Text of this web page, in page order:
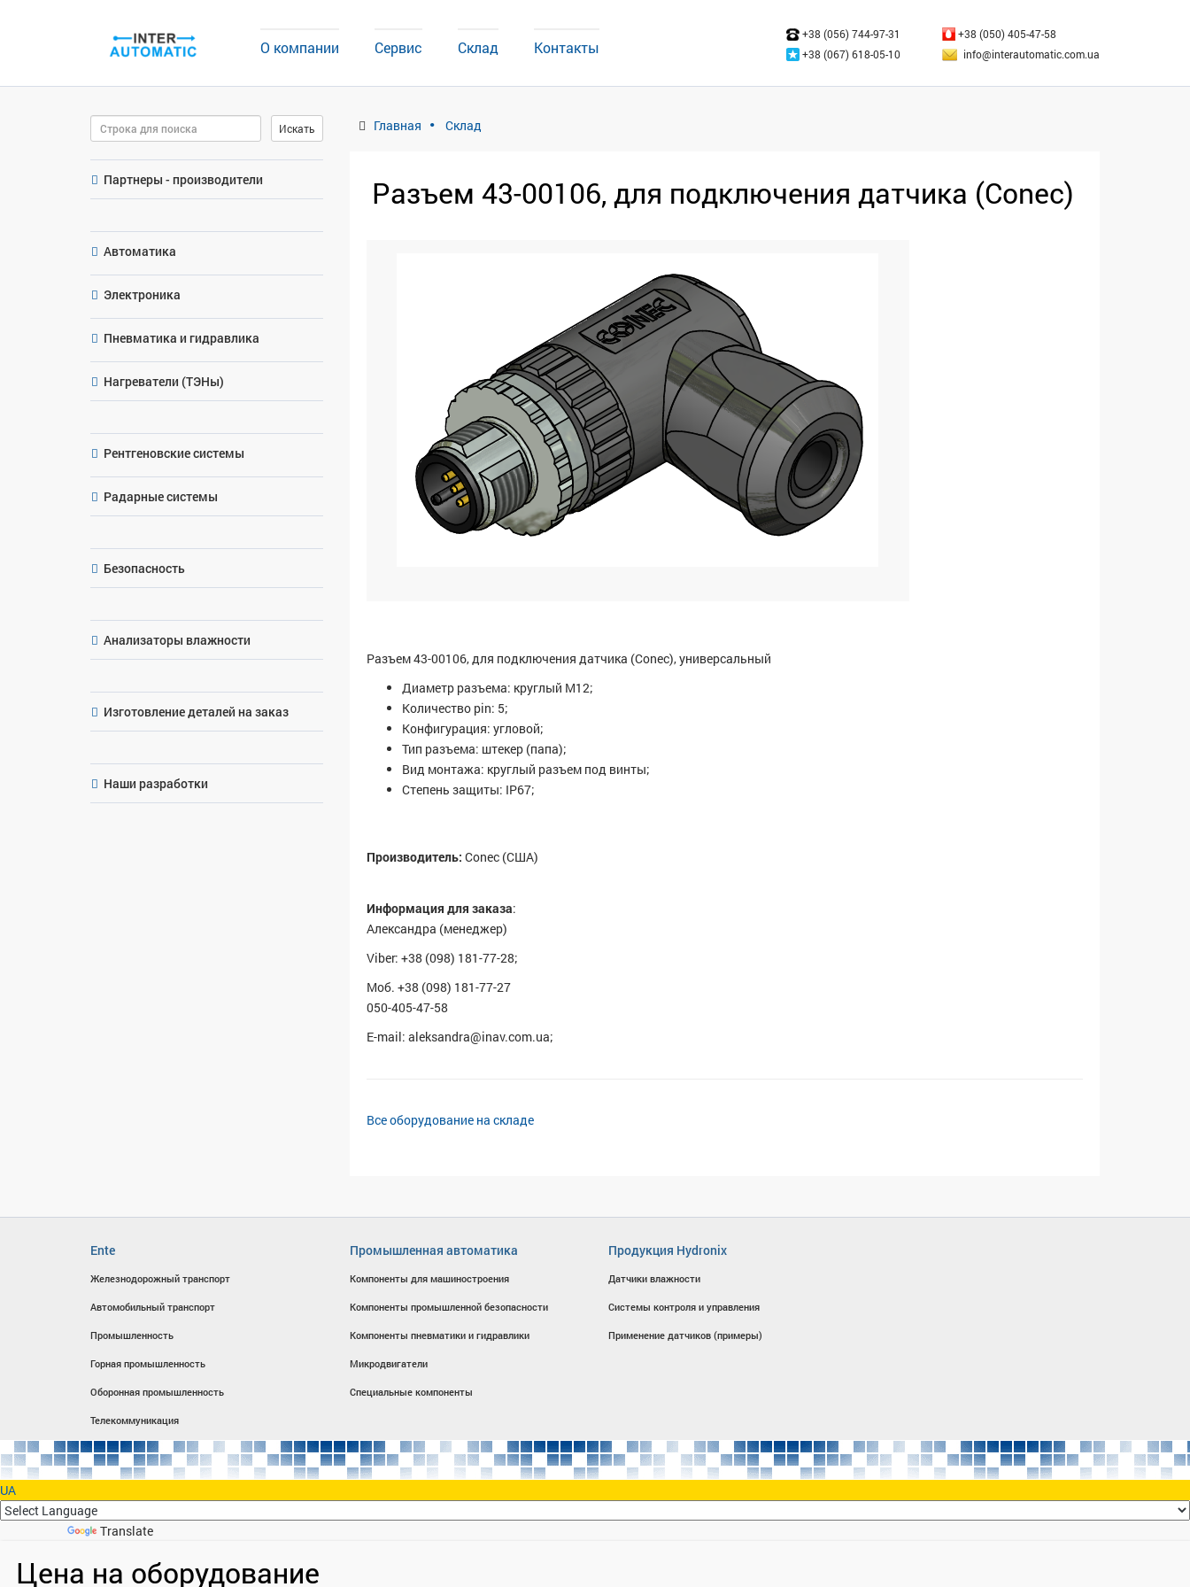
О компании Сервис Склад Контакты
+38 (056) 744-97-31
+38 (050) 405-47-58
+38 (067) 618-05-10
info@interautomatic.com.ua
Поиск
Искать
Партнеры - производители
Автоматика
Электроника
Пневматика и гидравлика
Нагреватели (ТЭНы)
Рентгеновские системы
Радарные системы
Безопасность
Анализаторы влажности
Изготовление деталей на заказ
Наши разработки
Главная Склад
Разъем 43-00106, для подключения датчика (Conec)
Разъем 43-00106, для подключения датчика (Conec), универсальный
Диаметр разъема: круглый M12;
Количество pin: 5;
Конфигурация: угловой;
Тип разъема: штекер (папа);
Вид монтажа: круглый разъем под винты;
Степень защиты: IP67;
Производитель: Conec (США)
Информация для заказа:
Александра (менеджер)
Viber: +38 (098) 181-77-28;
Моб. +38 (098) 181-77-27
050-405-47-58
E-mail: aleksandra@inav.com.ua;
Все оборудование на складе
Ente
Железнодорожный транспорт
Автомобильный транспорт
Промышленность
Горная промышленность
Оборонная промышленность
Телекоммуникация
Промышленная автоматика
Компоненты для машиностроения
Компоненты промышленной безопасности
Компоненты пневматики и гидравлики
Микродвигатели
Специальные компоненты
Продукция Hydronix
Датчики влажности
Системы контроля и управления
Применение датчиков (примеры)
UA
Translate
Цена на оборудование